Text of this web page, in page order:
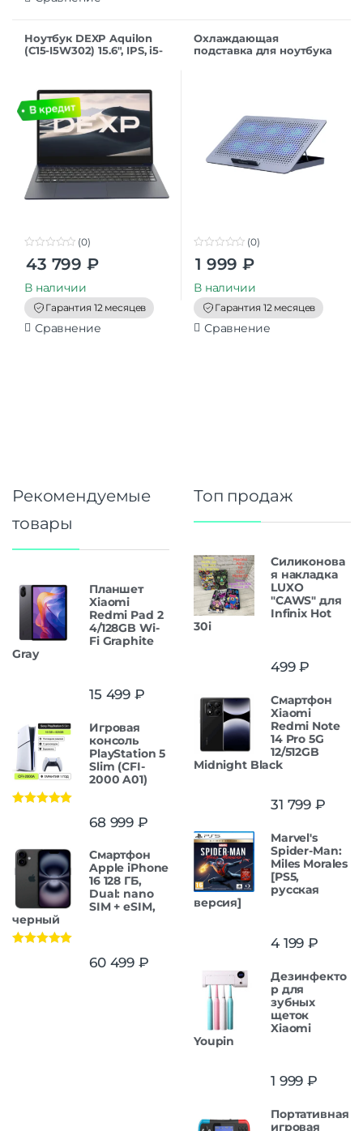
Ноутбук DEXP Aquilon
(C15-I5W302) 15.6″, IPS, i5-
o
t
o
f
5
(0)
43 799 ₽
В наличии
Гарантия 12 месяцев
Сравнение
Охлаждающая
подставка для ноутбука
t
o
f
5
(0)
1 999 ₽
В наличии
Гарантия 12 месяцев
Сравнение
Рекомендуемые
товары
Планшет
Xiaomi
Redmi Pad 2
4/128GB Wi-
Fi Graphite
Gray
15 499 ₽
Игровая
консоль
PlayStation 5
Slim (CFI-
2000 A01)
68 999 ₽
Смартфон
Apple iPhone
16 128 ГБ,
Dual: nano
SIM + eSIM,
черный
60 499 ₽
Топ продаж
Силиконова
я накладка
LUXO
"CAWS" для
Infinix Hot
30i
499₽
Смартфон
Xiaomi
Redmi Note
14 Pro 5G
12/512GB
Midnight Black
31 799 ₽
Marvel's
Spider-Man:
Miles Morales
[PS5,
русская
версия]
4 199 ₽
Дезинфекто
р для
зубных
щеток
Xiaomi
Youpin
1 999 ₽
Портативная
игровая